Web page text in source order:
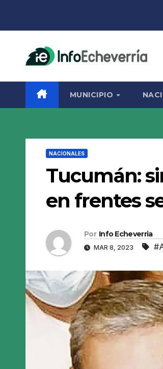
MUNICIPIO
NACIONALES
Tucumán:
en frentes
Por Info Echeverria
MAR 8, 2023